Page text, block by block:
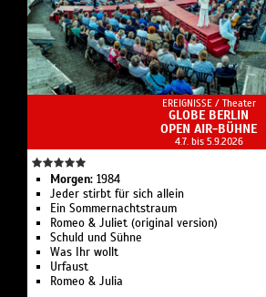
EREIGNISSE / Theater
GLOBE BERLIN
OPEN AIR-BÜHNE
4.7. bis 5.9.2026
Morgen: 1984
Jeder stirbt für sich allein
Ein Sommernachtstraum
Romeo & Juliet (original version)
Schuld und Sühne
Was Ihr wollt
Urfaust
Romeo & Julia